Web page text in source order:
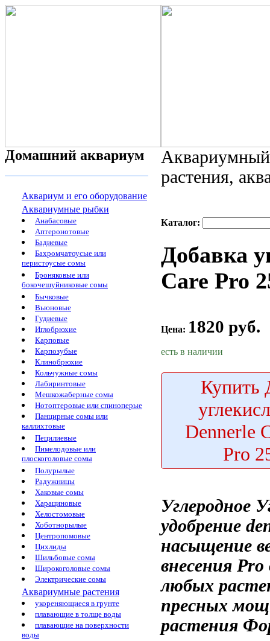
Домашний аквариум
Аквариум и его оборудование
Аквариумные рыбки
Анабасовые
Аптеронотовые
Бадиевые
Бахромчатоусые или
перистоусые сомы
Броняковые или
бокочешуйниковые сомы
Бычковые
Вьюновые
Гудиевые
Иглобрюхие
Карповые
Карпозубые
Клинобрюхие
Кольчужные сомы
Лабиринтовые
Мешкожаберные сомы
Нотоптеровые или спиноперые
Панцирные сомы или
каллихтовые
Пецилиевые
Пимелодовые или
плоскоголовые сомы
Полурылые
Радужницы
Хаковые сомы
Харациновые
Хелостомовые
Хоботнорылые
Центропомовые
Цихлиды
Шильбовые сомы
Широкоголовые сомы
Электрические сомы
Аквариумные растения
укореняющиеся в грунте
плавающие в толще воды
плавающие на поверхности
воды
растения,
Каталог:
Добавка
Care Pro
Цена: 1820 руб.
есть в наличии
Купить
Dennerle
Pro
Углеродное
удобрение
насыщение
внесения Pro
любых
пресных
растения